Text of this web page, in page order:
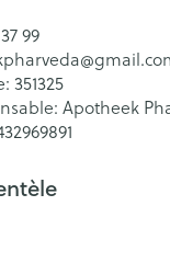
99
351325
Apotheek